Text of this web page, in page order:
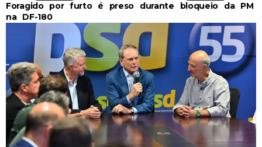
Foragido por furto é preso durante bloqueio da PM
na DF-180